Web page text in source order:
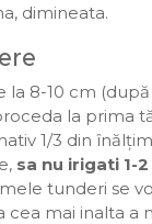
dimineata.
la 8-10 cm
la prima
1/3 din
sa nu irigati 1-2
tunderi se
mai inalta a